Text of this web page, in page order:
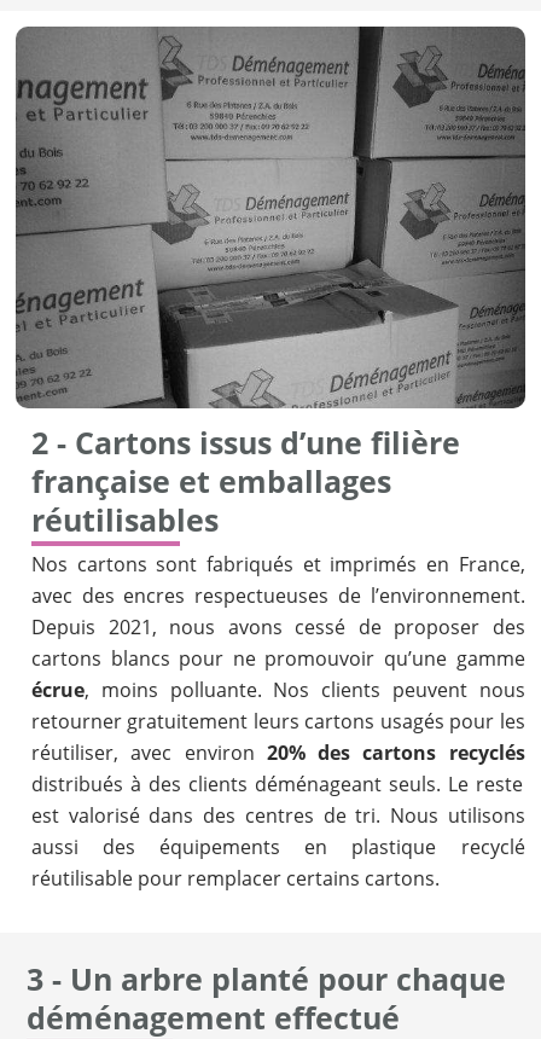
2 - Cartons issus d’une filière
française et emballages
réutilisables
Nos cartons sont fabriqués et imprimés en France,
avec des encres respectueuses de l’environnement.
Depuis 2021, nous avons cessé de proposer des
cartons blancs pour ne promouvoir qu’une gamme
écrue, moins polluante. Nos clients peuvent nous
retourner gratuitement leurs cartons usagés pour les
réutiliser, avec environ 20% des cartons recyclés
distribués à des clients déménageant seuls. Le reste
est valorisé dans des centres de tri. Nous utilisons
aussi des équipements en plastique recyclé
réutilisable pour remplacer certains cartons.
3 - Un arbre planté pour chaque
déménagement effectué